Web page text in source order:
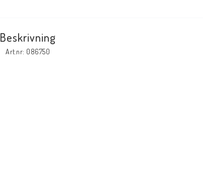
Beskrivning
Art.nr: 086750